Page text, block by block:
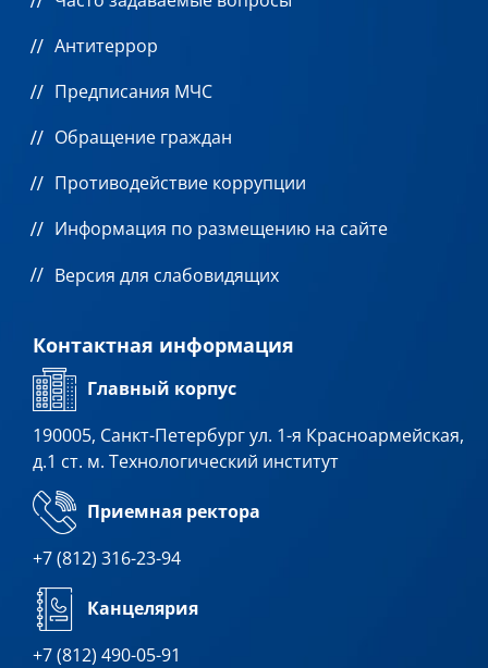
Антитеррор
Предписания МЧС
Обращение граждан
Противодействие коррупции
Информация по размещению на сайте
Версия для слабовидящих
Контактная информация
Главный корпус
190005, Санкт-Петербург ул. 1-я Красноармейская,
д.1 ст. м. Технологический институт
Приемная ректора
+7 (812) 316-23-94
Канцелярия
+7 (812) 490-05-91